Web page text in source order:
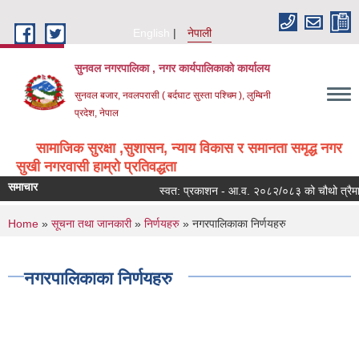
English
नेपाली
सुनवल नगरपालिका , नगर कार्यपालिकाको कार्यालय
सुनवल बजार, नवलपरासी ( बर्दघाट सुस्ता पश्चिम ), लुम्बिनी
प्रदेश, नेपाल
सामाजिक सुरक्षा ,सुशासन, न्याय विकास र समानता समृद्ध नगर
सुखी नगरवासी हाम्रो प्रतिवद्धता
समाचार स्वत: प्रकाशन - आ.व. २०८२/०८३ को चौथो
You are here
Home » सूचना तथा जानकारी» निर्णयहरु » नगरपालिकाका निर्णयहरु
नगरपालिकाका निर्णयहरु